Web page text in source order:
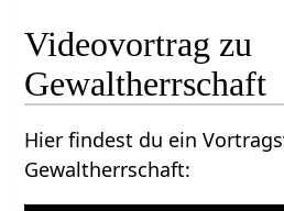
Videovortrag zu
Hier findest du ein
Gewaltherrschaft‏‎: